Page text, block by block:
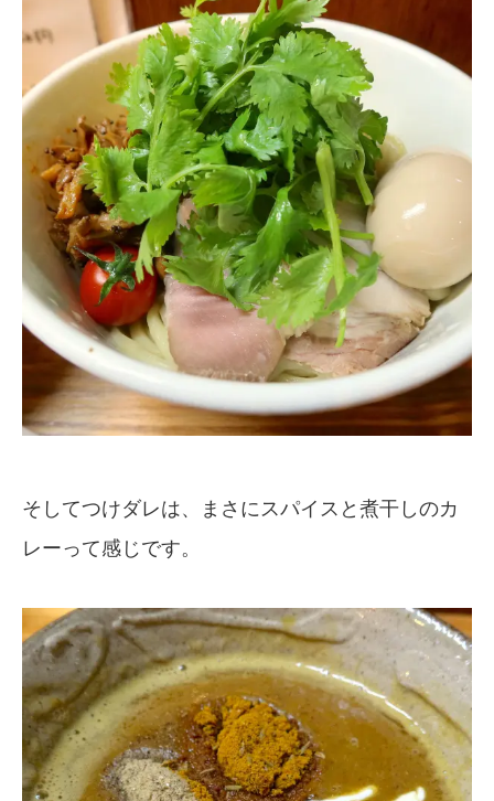
そしてつけダレは、まさにスパイスと煮干しのカ
レーって感じです。